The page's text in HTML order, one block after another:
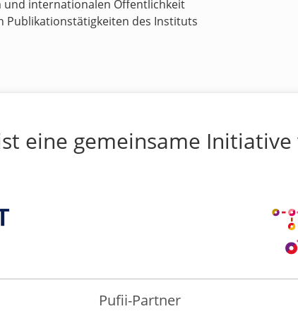
und internationalen Öffentlichkeit
Publikationstätigkeiten des Instituts
eine gemeinsame Initiative
Pufii-Partner